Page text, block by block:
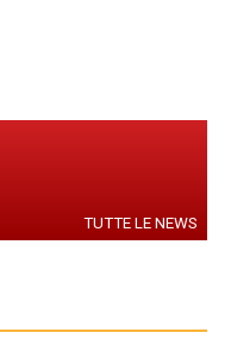
TUTTE LE NEWS